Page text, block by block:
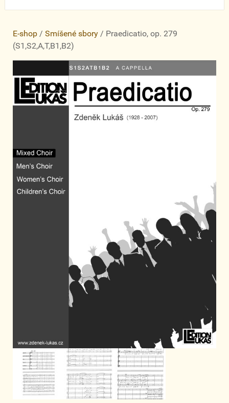
E-shop / Smíšené sbory / Praedicatio, op. 279
(S1,S2,A,T,B1,B2)